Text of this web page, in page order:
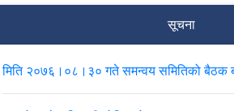
सूचना
मिति २०७६।०८।३० गते समन्वय समितिको बैठक